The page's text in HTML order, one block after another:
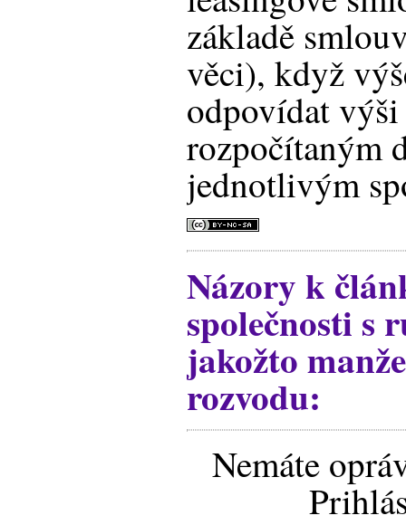
základě
věci), když
odpovídat
rozpočítaným
jednotlivým
Názory k
společnosti s
jakožto
rozvodu:
Nemáte